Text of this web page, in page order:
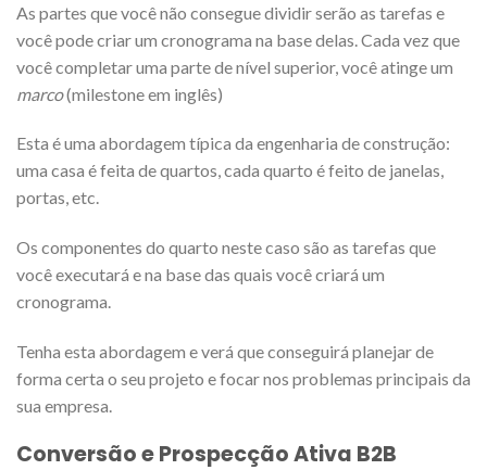
As partes que você não consegue dividir serão as tarefas e
você pode criar um cronograma na base delas. Cada vez que
você completar uma parte de nível superior, você atinge um
marco(milestone em inglês)
Esta é uma abordagem típica da engenharia de construção:
uma casa é feita de quartos, cada quarto é feito de janelas,
portas, etc.
Os componentes do quarto neste caso são as tarefas que
você executará e na base das quais você criará um
cronograma.
Tenha esta abordagem e verá que conseguirá planejar de
forma certa o seu projeto e focar nos problemas principais da
sua empresa.
Conversão e Prospecção Ativa B2B